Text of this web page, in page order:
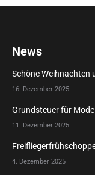
News
Schöne Weihnachten
16. Dezember 2025
Grundsteuer für
11. Dezember 2025
4. Dezember 2025